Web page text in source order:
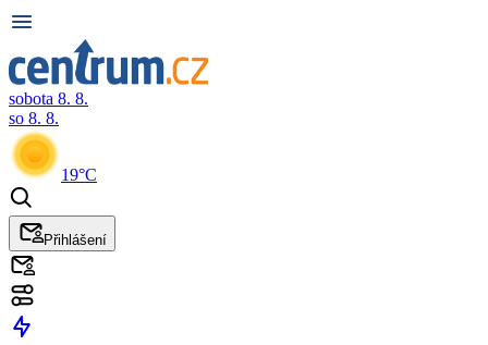
sobota 8. 8.
so 8. 8.
19°C
Přihlášení